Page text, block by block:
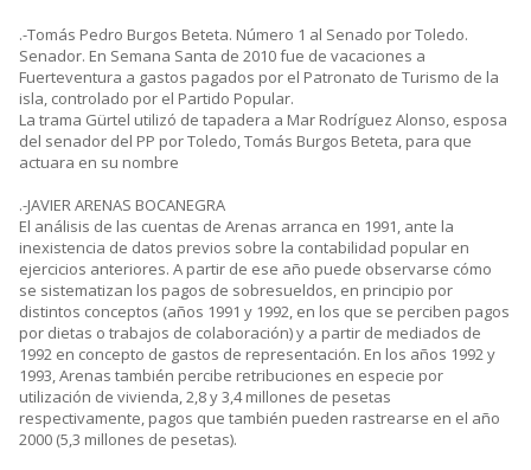
.-Tomás Pedro Burgos Beteta. Número 1 al Senado por Toledo.
Senador. En Semana Santa de 2010 fue de vacaciones a
Fuerteventura a gastos pagados por el Patronato de Turismo de la
isla, controlado por el Partido Popular.
La trama Gürtel utilizó de tapadera a Mar Rodríguez Alonso, esposa
del senador del PP por Toledo, Tomás Burgos Beteta, para que
actuara en su nombre
.-JAVIER ARENAS BOCANEGRA
El análisis de las cuentas de Arenas arranca en 1991, ante la
inexistencia de datos previos sobre la contabilidad popular en
ejercicios anteriores. A partir de ese año puede observarse cómo
se sistematizan los pagos de sobresueldos, en principio por
distintos conceptos (años 1991 y 1992, en los que se perciben pagos
por dietas o trabajos de colaboración) y a partir de mediados de
1992 en concepto de gastos de representación. En los años 1992 y
1993, Arenas también percibe retribuciones en especie por
utilización de vivienda, 2,8 y 3,4 millones de pesetas
respectivamente, pagos que también pueden rastrearse en el año
2000 (5,3 millones de pesetas).